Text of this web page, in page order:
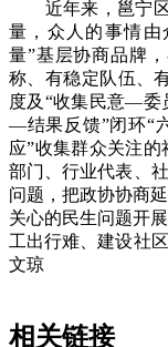
近年来，邕宁区
量，众人的事情由
量”基层协商品牌
称、有稳定队伍、
度及“收集民意—
—结果反馈”闭环“
应”收集群众关注
部门、行业代表、
问题，把政协协商
关心的民生问题开
工出行难、建设社
文琼
相关链接